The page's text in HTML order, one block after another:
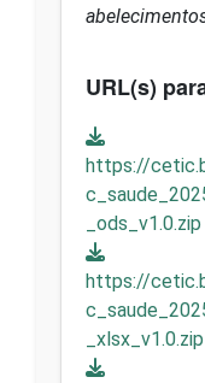
URL(s)
https://
_ods_v1.0.zip
https://
_xlsx_v1.0.zip